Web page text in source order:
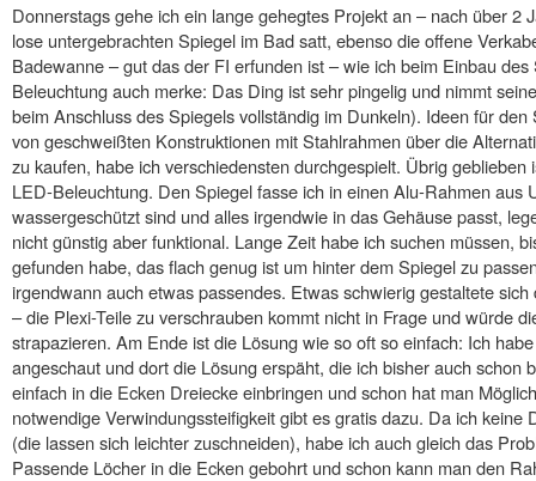
Donnerstags gehe ich ein lange gehegtes Projekt an – nach über 2
lose untergebrachten Spiegel im Bad satt, ebenso die offene
Badewanne – gut das der FI erfunden ist – wie ich beim Einbau
Beleuchtung auch merke: Das Ding ist sehr pingelig und nimmt
beim Anschluss des Spiegels vollständig im Dunkeln). Ideen für
von geschweißten Konstruktionen mit Stahlrahmen über die
zu kaufen, habe ich verschiedensten durchgespielt. Übrig
LED-Beleuchtung. Den Spiegel fasse ich in einen Alu-Rahmen aus
wassergeschützt sind und alles irgendwie in das Gehäuse passt,
nicht günstig aber funktional. Lange Zeit habe ich suchen müssen,
gefunden habe, das flach genug ist um hinter dem Spiegel zu
irgendwann auch etwas passendes. Etwas schwierig gestaltete
– die Plexi-Teile zu verschrauben kommt nicht in Frage und würde
strapazieren. Am Ende ist die Lösung wie so oft so einfach: Ich
angeschaut und dort die Lösung erspäht, die ich bisher auch schon
einfach in die Ecken Dreiecke einbringen und schon hat man
notwendige Verwindungssteifigkeit gibt es gratis dazu. Da ich keine
(die lassen sich leichter zuschneiden), habe ich auch gleich das
Passende Löcher in die Ecken gebohrt und schon kann man den